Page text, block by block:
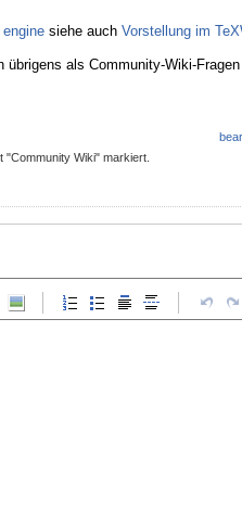
siehe auch Vorstellung im
übrigens als Community-Wiki-
"Community Wiki" markiert.